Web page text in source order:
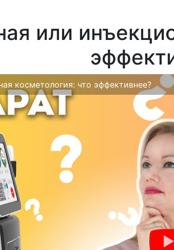
или
косметология: что эффективнее?